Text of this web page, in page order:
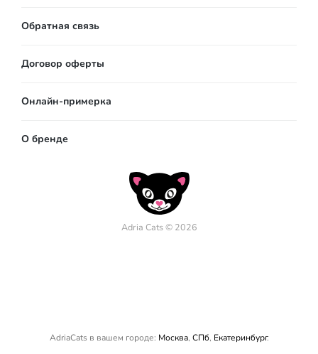
Обратная связь
Договор оферты
Онлайн-примерка
О бренде
Adria Cats © 2026
AdriaCats в вашем городе: Москва, СПб, Екатеринбург.